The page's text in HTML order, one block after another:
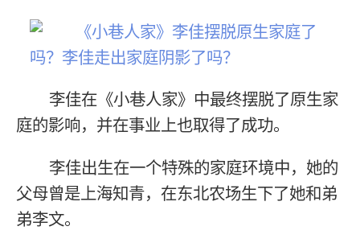
李佳在《小巷人家》中最终摆脱了原生家
庭的影响，并在事业上也取得了成功。
李佳出生在一个特殊的家庭环境中，她的
父母曾是上海知青，在东北农场生下了她和弟
弟李文。